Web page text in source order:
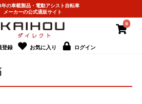
年の車載製品・電動アシスト自転車
メーカーの公式通販サイト
登録 お気に入り ログイン
0